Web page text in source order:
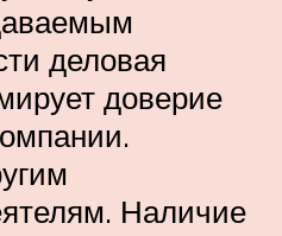
деловая
доверие
Наличие